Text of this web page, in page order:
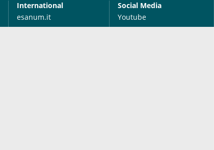
International
esanum.it
esanum.com
Social Media
Youtube
Twitter